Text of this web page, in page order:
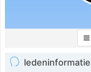
ledeninformatie